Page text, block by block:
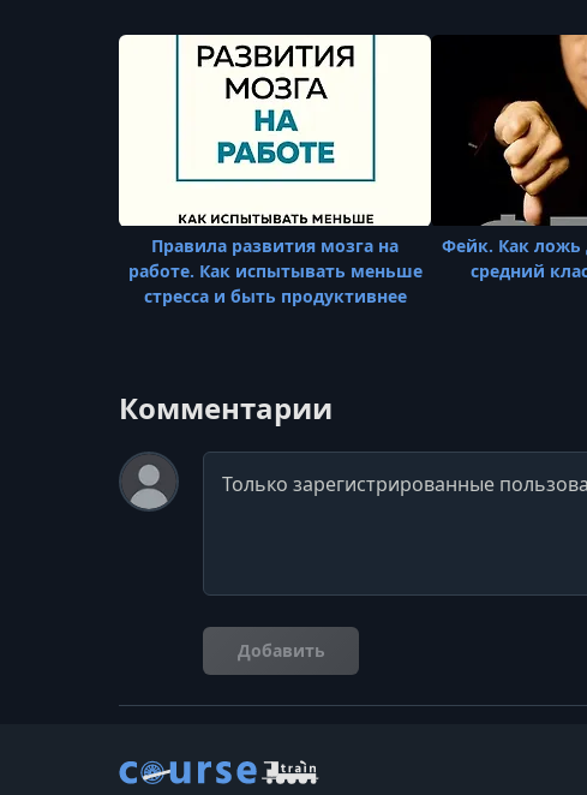
Правила развития мозга на
работе. Как испытывать меньше
стресса и быть продуктивнее
Фейк. Как ложь
средний
Комментарии
Комментарий
Добавить